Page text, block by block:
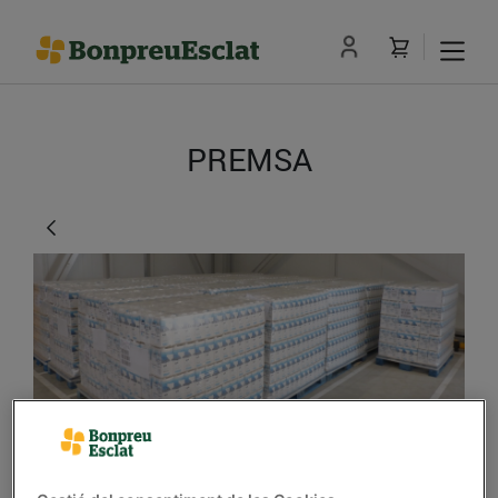
PREMSA
El Grup Bon Preu dóna